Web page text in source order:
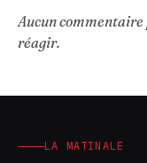
Aucun commentaire
réagir.
LA MATINALE